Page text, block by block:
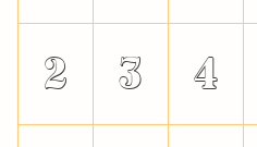
2
3 4